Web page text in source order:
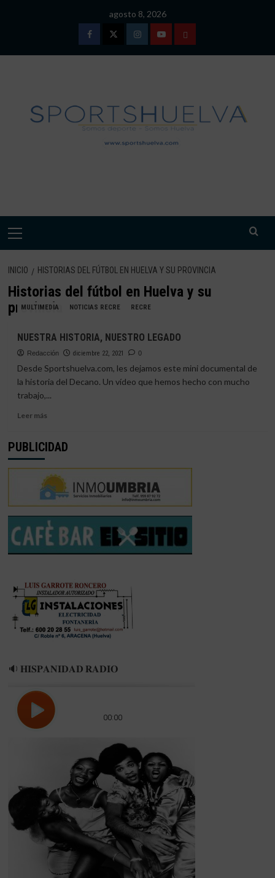
agosto 8, 2026
FacebookTwitterInstagramYoutubeTÉRMINOS
DE
USO
Menú
INICIO HISTORIAS DEL FÚTBOL EN HUELVA Y SU PROVINCIA
Historias del fútbol en Huelva y su
provincia
MULTIMEDIA NOTICIAS RECRE RECRE
NUESTRA HISTORIA, NUESTRO LEGADO
Redacción diciembre 22, 2021 0
Desde Sportshuelva.com, les dejamos este mini documental de
la historia del Decano. Un vídeo que hemos hecho con mucho
trabajo,...
Leer másLeer
NUESTRA
NUESTRO
LEGADO
PUBLICIDAD
🔉 𝐇𝐈𝐒𝐏𝐀𝐍𝐈𝐃𝐀𝐃 𝐑𝐀𝐃𝐈𝐎